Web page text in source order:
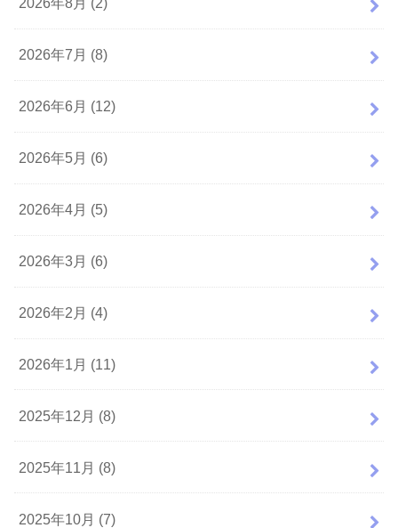
2026年7月 (8)
2026年6月 (12)
2026年5月 (6)
2026年4月 (5)
2026年3月 (6)
2026年2月 (4)
2026年1月 (11)
2025年12月 (8)
2025年11月 (8)
2025年10月 (7)